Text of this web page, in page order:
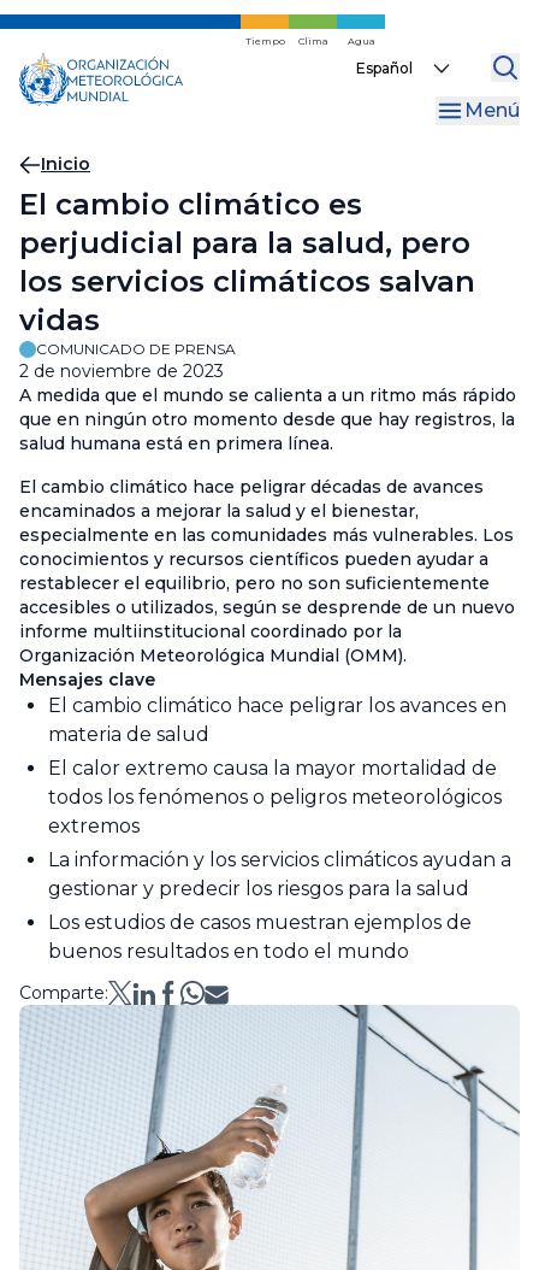
Ir
contenido
principal
Tiempo Clima Agua
Select
Menú
Migas
de
pan
Inicio
El cambio climático es
perjudicial para la salud, pero
los servicios climáticos salvan
vidas
COMUNICADO DE PRENSA
2 de noviembre de 2023
A medida que el mundo se calienta a un ritmo más rápido
que en ningún otro momento desde que hay registros, la
salud humana está en primera línea.
El cambio climático hace peligrar décadas de avances
encaminados a mejorar la salud y el bienestar,
especialmente en las comunidades más vulnerables. Los
conocimientos y recursos científicos pueden ayudar a
restablecer el equilibrio, pero no son suficientemente
accesibles o utilizados, según se desprende de un nuevo
informe multiinstitucional coordinado por la
Organización Meteorológica Mundial (OMM).
Mensajes clave
El cambio climático hace peligrar los avances en
materia de salud
El calor extremo causa la mayor mortalidad de
todos los fenómenos o peligros meteorológicos
extremos
La información y los servicios climáticos ayudan a
gestionar y predecir los riesgos para la salud
Los estudios de casos muestran ejemplos de
buenos resultados en todo el mundo
Comparte: